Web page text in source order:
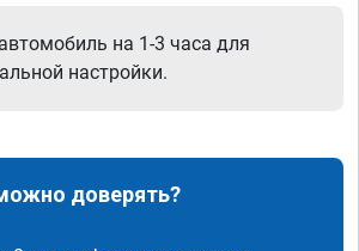
на 1-3 часа для
настройки.
доверять?